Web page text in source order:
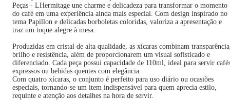
Peças - LHermitage une charme e delicadeza para transformar o momento
do café em uma experiência ainda mais especial. Com design inspirado no
tema Papillon e delicadas borboletas coloridas, valoriza a apresentação e
traz um toque alegre à mesa.
Produzidas em cristal de alta qualidade, as xícaras combinam
brilho e resistência, além de proporcionarem um visual sofisticado e
diferenciado. Cada peça possui capacidade de 110ml, ideal para servir
expressos ou bebidas quentes com elegância.
Com quatro xícaras, o conjunto é perfeito para uso diário ou ocasiões
especiais, tornando-se um item indispensável para quem aprecia estilo,
requinte e atenção aos detalhes na hora de servir.